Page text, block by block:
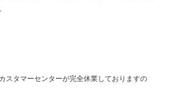
スタマーセンターが完全休業しておりますの